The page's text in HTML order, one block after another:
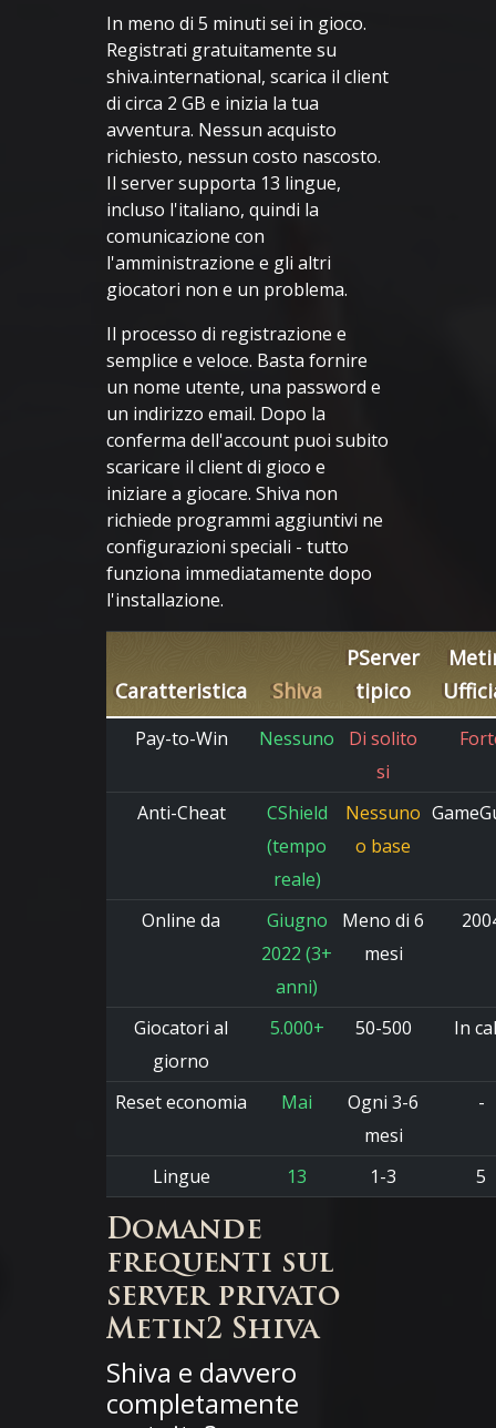
In meno di 5 minuti sei in gioco.
Registrati gratuitamente su
shiva.international, scarica il client
di circa 2 GB e inizia la tua
avventura. Nessun acquisto
richiesto, nessun costo nascosto.
Il server supporta 13 lingue,
incluso l'italiano, quindi la
comunicazione con
l'amministrazione e gli altri
giocatori non e un problema.
Il processo di registrazione e
semplice e veloce. Basta fornire
un nome utente, una password e
un indirizzo email. Dopo la
conferma dell'account puoi subito
scaricare il client di gioco e
iniziare a giocare. Shiva non
richiede programmi aggiuntivi ne
configurazioni speciali - tutto
funziona immediatamente dopo
l'installazione.
Caratteristica Shiva
PServer
tipico
Pay-to-Win Nessuno
Di solito
si
Anti-Cheat
CShield
(tempo
reale)
Nessuno
o base
Online da
Giugno
2022 (3+
anni)
Meno di 6
mesi
Giocatori al
giorno
5.000+ 50-500 In
Reset economia Mai
Ogni 3-6
mesi
-
Lingue 13 1-3 5
Domande
frequenti sul
server privato
Metin2 Shiva
Shiva e davvero
completamente